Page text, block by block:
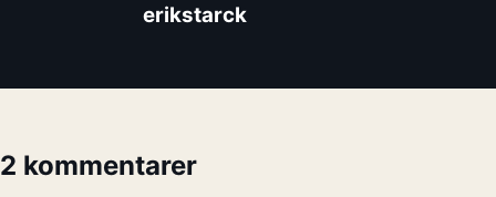
erikstarck
2 kommentarer